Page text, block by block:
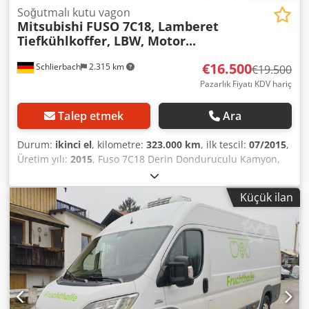
Schlierbach 2.315 km
Soğutmalı kutu vagon
Mitsubishi FUSO 7C18, Lamberet
Tiefkühlkoffer, LBW, Motor...
€16.500€19.500
Pazarlık Fiyatı KDV hariç
Talep etmek Ara
Durum: ikinci el, kilometre: 323.000 km, ilk tescil: 07/2015,
Üretim yılı: 2015, Fuso 7C18 Derin Donduruculu Kamyon,
Carrier Supra 750 Soğutma Ünitesi, Lamberet Kasa ve LBW
• EURO 6 Egzoz Normu • Hız Sabitleyici • Yaprak/Yaprak
Süspansiyonlu • Otomatik Şanzıman • ABS • ASR / Devre
Dışı Bırakılabilir • Hava Yastığı • Klima • Merkezi Kilitleme •
Yolcu Koltuğu İçin Çiftli Koltuk (3 Kişilik) • Elektrikli Camlar •
Sis Farları • Farların Yüksekliğini Ayarlama • Geri Görüş
Kamerası • Lastik Boyutu: 205/75 R17.5 • 7.490 kg Toplam
Ağırlık • Boş Ağırlık: 5.200 kg • Yük Kapasitesi: 2.300 kg!
LAMBERET Derin Donduruculu Kasa: • 12 Paletlik Alan •
Yumuşak Duvar, 3 Parçalı; Boyunca Kaydırılabilir • Soğuk
Küçük ilan